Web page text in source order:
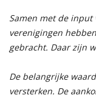
Samen met de
verenigingen
gebracht. Daar zijn
De belangrijke
versterken. De